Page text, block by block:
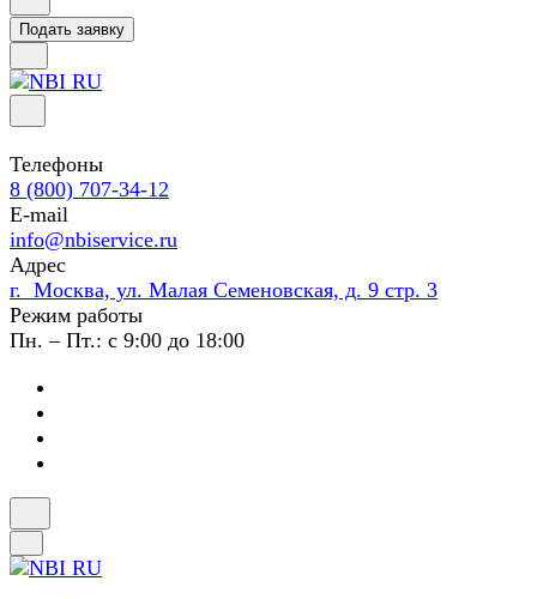
Подать заявку
Телефоны
8 (800) 707-34-12
E-mail
info@nbiservice.ru
Адрес
г. Москва, ул. Малая Семеновская, д. 9 стр. 3
Режим работы
Пн. – Пт.: с 9:00 до 18:00